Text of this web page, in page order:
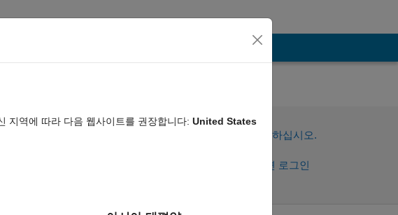
input
이 질문에 답변하려면 로그인하십시오.
활동을 팔로우하려면 로그인
지역에 따라 다음 웹사이트를 권장합니다: United States